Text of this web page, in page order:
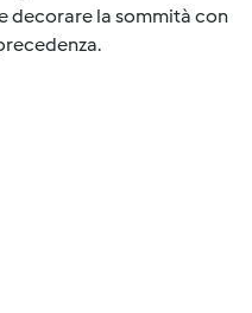
decorare la sommità con